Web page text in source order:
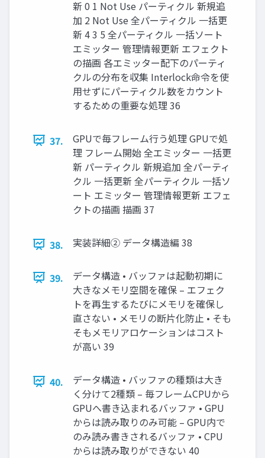
新 0 1 Not Use パーティクル 新規追
加 2 Not Use 全パーティクル 一括更
新 4 3 5 全パーティクル 一括ソート
エミッター 管理情報更新 エフェクト
の描画 各エミッター配下のパーティ
クルの分布を収集 Interlock命令を使
用せずにパーティクル数をカウント
するための重要な処理 36
37.
GPUで毎フレーム行う処理 GPUで処
理 フレーム開始 全エミッター 一括更
新 パーティクル 新規追加 全パーティ
クル 一括更新 全パーティクル 一括ソ
ート エミッター 管理情報更新 エフェ
クトの描画 描画 37
38. 実装詳細② データ構造編 38
39.
データ構造 • バッファは起動初期に
大きなメモリ空間を確保 – エフェク
トを再生するたびにメモリを確保し
直さない • メモリの断片化防止 • そも
そもメモリアロケーションはコスト
が高い 39
40.
データ構造 • バッファの種類は大き
く分けて2種類 – 毎フレームCPUから
GPUへ書き込まれるバッファ • GPU
からは読み取りのみ可能 – GPU内で
のみ読み書きされるバッファ • CPU
からは読み取りができない 40